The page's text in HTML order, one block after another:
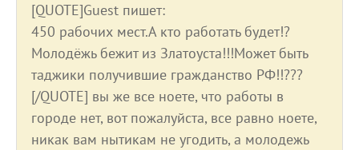
[QUOTE]Guest пишет:
450 рабочих мест.А кто работать будет!?
Молодёжь бежит из Златоуста!!!Может быть
таджики получившие гражданство РФ!!???
[/QUOTE] вы же все ноете, что работы в
городе нет, вот пожалуйста, все равно ноете,
никак вам нытикам не угодить, а молодежь